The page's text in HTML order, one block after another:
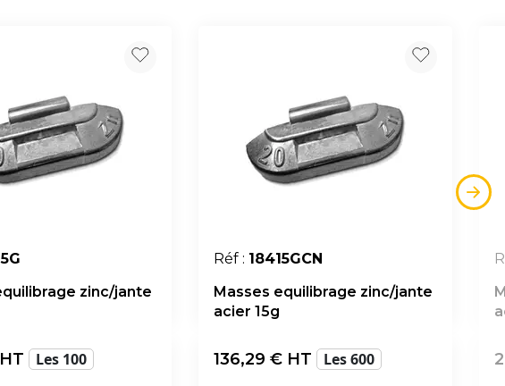
zinc/jante
Les 100
Réf : 18415GCN
Masses equilibrage zinc/jante
acier 15g
136,29 € HT Les 600